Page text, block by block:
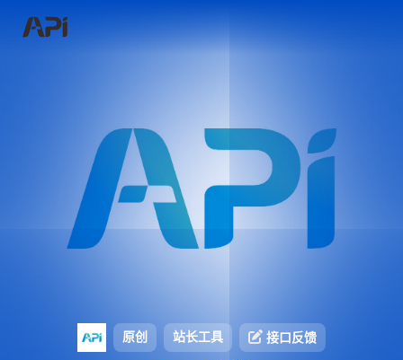
原创 站长工具 接口反馈